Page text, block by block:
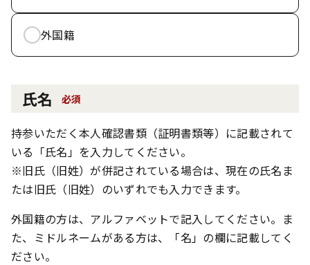
外国籍
氏名 必須
持参いただく本人確認書類（証明書類等）に記載されて
いる「氏名」を入力してください。
※旧氏（旧姓）が併記されている場合は、現在の氏名ま
たは旧氏（旧姓）のいずれでも入力できます。
外国籍の方は、アルファベットで記入してください。ま
た、ミドルネームがある方は、「名」の欄に記載してく
ださい。